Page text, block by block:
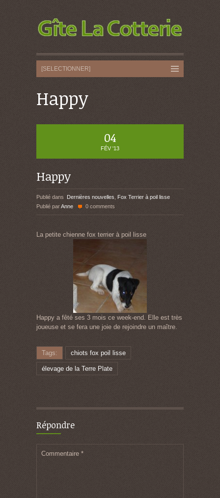
Happy
04
FÉV '13
Happy
Publié dans Dernières nouvelles
Fox Terrier à poil lisse
Publié parAnne 0 comments
La petite chienne fox terrier à poil lisse
Happy a fêté ses 3 mois ce week-end. Elle est très
joueuse et se fera une joie de rejoindre un maître.
Tags: chiots fox poil lisse
élevage de la Terre Plate
Répondre
Commentaire *